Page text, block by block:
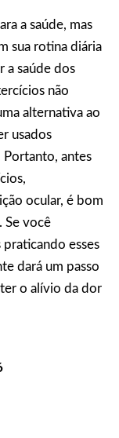
a saúde, mas
sua rotina diária
a saúde dos
não
alternativa ao
usados
antes
ocular, é bom
Se você
esses
dará um passo
o alívio da dor